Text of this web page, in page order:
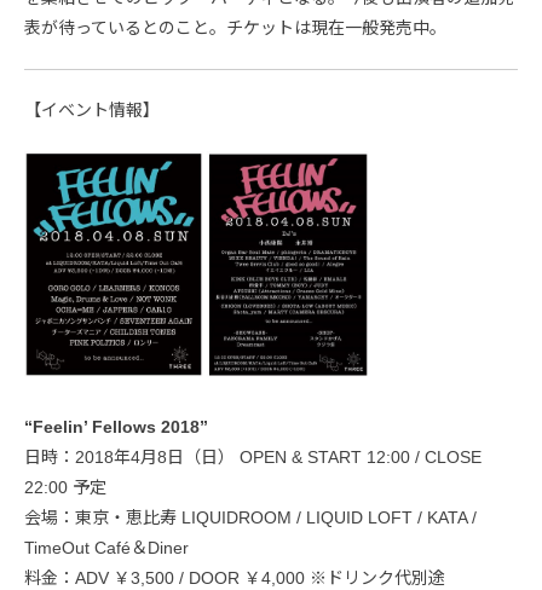
表が待っているとのこと。チケットは現在一般発売中。
【イベント情報】
“Feelin’ Fellows 2018”
日時：2018年4月8日（日） OPEN & START 12:00 / CLOSE
22:00 予定
会場：東京・恵比寿 LIQUIDROOM / LIQUID LOFT / KATA /
TimeOut Café＆Diner
料金：ADV ￥3,500 / DOOR ￥4,000 ※ドリンク代別途